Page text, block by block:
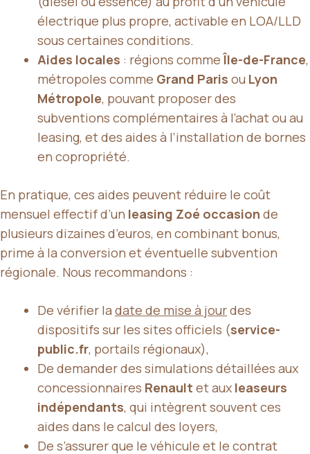
électrique plus propre, activable en LOA/LLD
sous certaines conditions.
Aides locales : régions commeÎle-de-France,
métropoles comme Grand Paris ou Lyon
Métropole, pouvant proposer des
subventions complémentaires à l’achat ou au
leasing, et des aides à l’installation de bornes
en copropriété.
En pratique, ces aides peuvent réduire le coût
mensuel effectif d’un leasing Zoé occasion de
plusieurs dizaines d’euros, en combinant bonus,
prime à la conversion et éventuelle subvention
régionale. Nous recommandons :
De vérifier la date de mise à jourdes
dispositifs sur les sites officiels (service-
public.fr, portails régionaux),
De demander des simulations détaillées aux
concessionnaires Renault et aux leaseurs
indépendants, qui intègrent souvent ces
aides dans le calcul des loyers,
De s’assurer que le véhicule et le contrat